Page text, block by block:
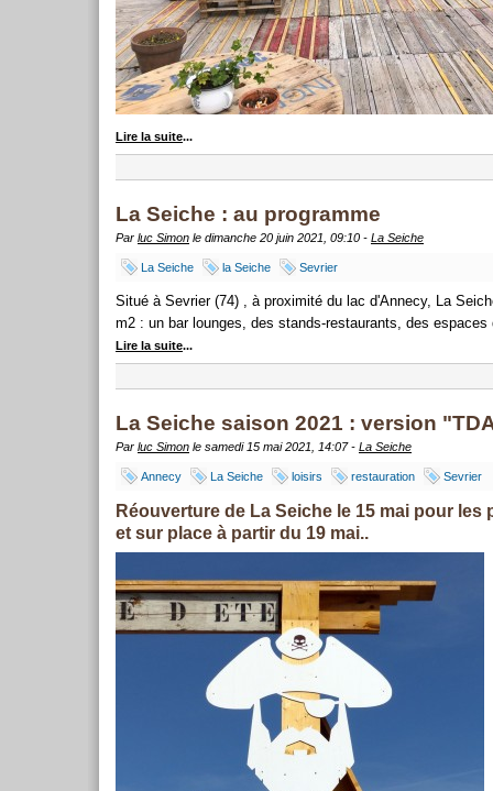
Lire la suite...
La Seiche : au programme
Par luc Simon le dimanche 20 juin 2021, 09:10 - La Seiche
La Seiche la Seiche Sevrier
Situé à Sevrier (74) , à proximité du lac d'Annecy, La
m2 : un bar lounges, des stands-restaurants, des espaces
Lire la suite...
La Seiche saison 2021 : version
Par luc Simon le samedi 15 mai 2021, 14:07 - La Seiche
Annecy La Seiche loisirs restauration Sevrier
Réouverture de La Seiche le 15 mai pour les
et sur place à partir du 19 mai..